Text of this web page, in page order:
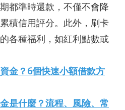
都準時還款，不僅不會降
積信用評分。此外，刷卡
各種福利，如紅利點數或
金？6個快速小額借款方
是什麼？流程、風險、常